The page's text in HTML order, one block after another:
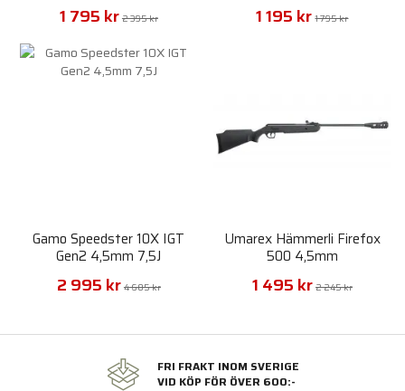
1 795 kr 2 395 kr 1 195 kr 1 795 kr
Gamo Speedster 10X IGT
Gen2 4,5mm 7,5J
2 995 kr 4 605 kr
Umarex Hämmerli Firefox
500 4,5mm
1 495 kr 2 245 kr
FRI FRAKT INOM SVERIGE
VID KÖP FÖR ÖVER 600:-